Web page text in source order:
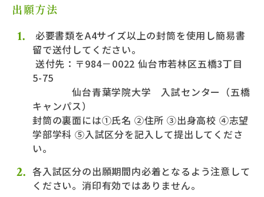
出願方法
必要書類をA4サイズ以上の封筒を使用し簡易書
留で送付してください。
送付先：〒984－0022 仙台市若林区五橋3丁目
5-75
仙台青葉学院大学 入試センター（五橋
キャンパス）
封筒の裏面には①氏名 ②住所 ③出身高校 ④志望
学部学科 ⑤入試区分を記入して提出してくださ
い。
各入試区分の出願期間内必着となるよう注意して
ください。消印有効ではありません。